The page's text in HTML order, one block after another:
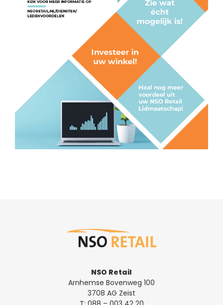
NSO Retail
Arnhemse Bovenweg 100
3708 AG Zeist